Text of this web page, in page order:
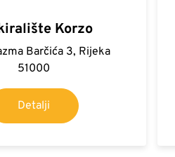
Korzo
Barčića 3, Rijeka
51000
Detalji